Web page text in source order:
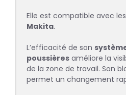
Elle est compatible avec les
Makita.
L’efficacité de son
poussières améliore la
de la zone de travail. Son
permet un changement